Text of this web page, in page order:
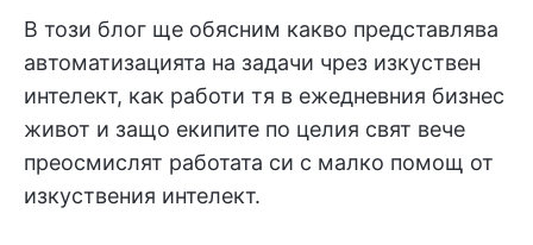
В този блог ще обясним какво представлява
автоматизацията на задачи чрез изкуствен
интелект, как работи тя в ежедневния бизнес
живот и защо екипите по целия свят вече
преосмислят работата си с малко помощ от
изкуствения интелект.